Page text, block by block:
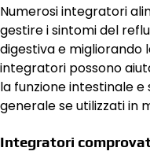
Numerosi integratori
gestire i sintomi del
digestiva e migliorando
integratori possono
la funzione intestinale
generale se utilizzati in
Integratori